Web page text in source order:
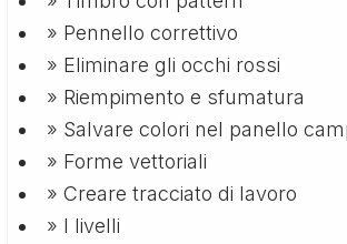
» Pennello correttivo
» Eliminare gli occhi rossi
» Riempimento e sfumatura
» Salvare colori nel panello
» Forme vettoriali
» Creare tracciato di lavoro
» I livelli